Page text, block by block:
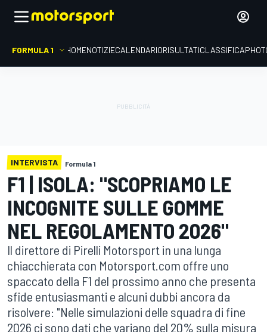
FORMULA 1 HOMENOTIZIECALENDARIORISULTATICLASSIFICA
INTERVISTA Formula 1
F1 | ISOLA: "SCOPRIAMO LE
INCOGNITE SULLE GOMME
NEL REGOLAMENTO 2026"
Il direttore di Pirelli Motorsport in una lunga
chiacchierata con Motorsport.com offre uno
spaccato della F1 del prossimo anno che presenta
sfide entusiasmanti e alcuni dubbi ancora da
risolvere: "Nelle simulazioni delle squadra di fine
2026 ci sono dati che variano del 20% sulla misura